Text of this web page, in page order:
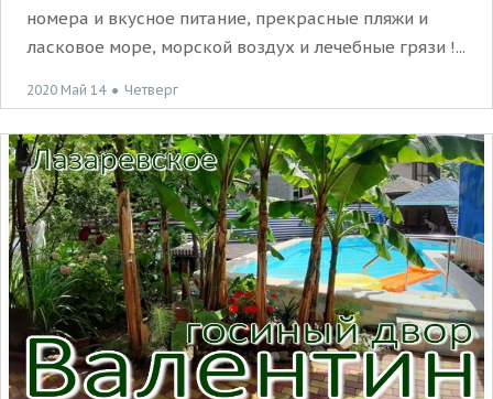
номера и вкусное питание, прекрасные пляжи и
ласковое море, морской воздух и лечебные грязи !...
2020 Май 14 ● Четверг